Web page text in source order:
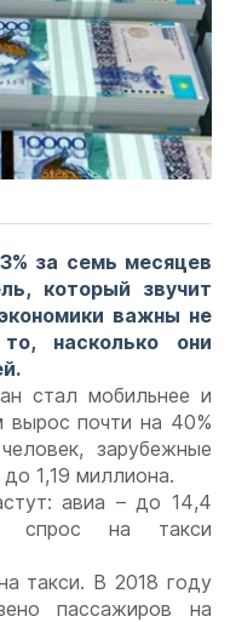
за семь месяцев
который звучит
важны не
насколько они
стал мобильнее и
вырос почти на 40%
зарубежные
1,19 миллиона.
авиа – до 14,4
спрос на такси
такси. В 2018 году
пассажиров на